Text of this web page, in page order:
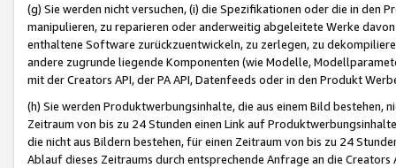
(g) Sie werden nicht versuchen, (i) die Spezifikationen oder die in
manipulieren, zu reparieren oder anderweitig abgeleitete Werke
enthaltene Software zurückzuentwickeln, zu zerlegen, zu
andere zugrunde liegende Komponenten (wie Modelle,
mit der Creators API, der PA API, Datenfeeds oder in den Produkt
(h) Sie werden Produktwerbungsinhalte, die aus einem Bild bestehen,
Zeitraum von bis zu 24 Stunden einen Link auf
die nicht aus Bildern bestehen, für einen Zeitraum von bis zu 24
Ablauf dieses Zeitraums durch entsprechende Anfrage an die